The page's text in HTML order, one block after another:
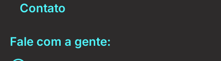
Contato
Fale com a gente: